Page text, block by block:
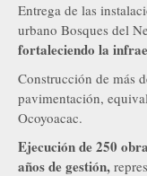
Entrega de las
urbano Bosques del
fortaleciendo la
Construcción de más
pavimentación,
Ocoyoacac.
Ejecución de 250
años de gestión,